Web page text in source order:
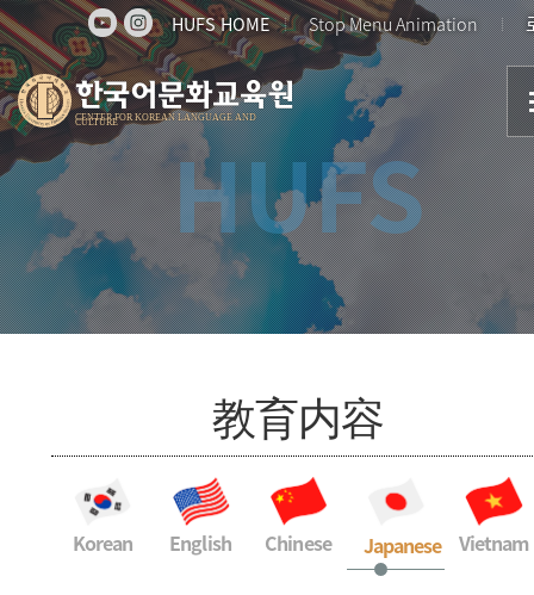
HUFS HOME Stop Menu Animation
한국어문화교육원
CENTER FOR KOREAN LANGUAGE AND
CULTURE HUFS
教育内容
Korean English Chinese Japanese Vietnam